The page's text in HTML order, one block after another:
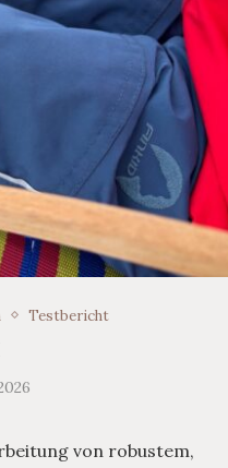
Testbericht
von robustem,